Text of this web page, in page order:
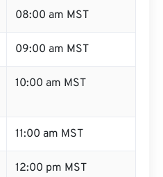
08:00 am MST
09:00 am MST
10:00 am MST
11:00 am MST
12:00 pm MST